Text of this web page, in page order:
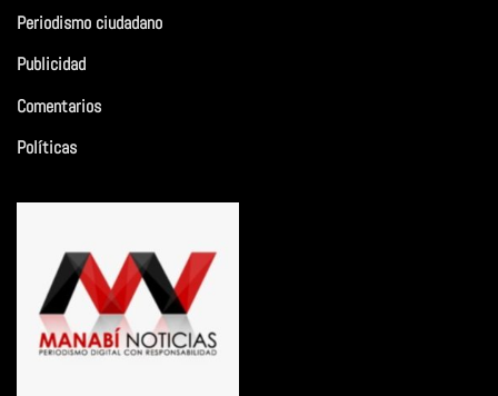
Periodismo ciudadano
Publicidad
Comentarios
Políticas